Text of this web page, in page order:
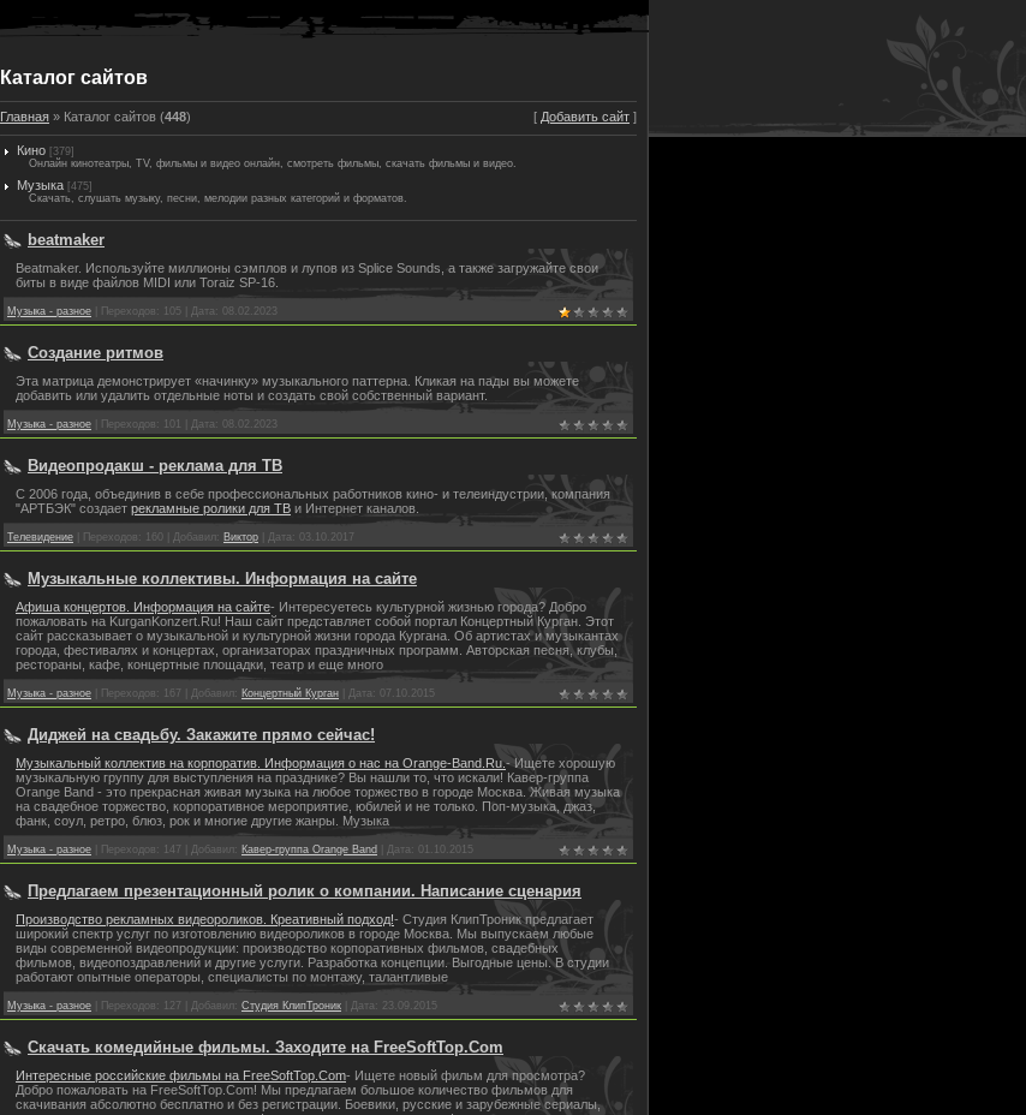
Каталог сайтов
Главная » Каталог сайтов (448) [ Добавить сайт ]
Кино [379]
Онлайн кинотеатры, TV, фильмы и видео онлайн, смотреть фильмы, скачать фильмы и видео.
Музыка [475]
Скачать, слушать музыку, песни, мелодии разных категорий и форматов.
beatmaker
Beatmaker. Используйте миллионы сэмплов и лупов из Splice Sounds, а также загружайте свои
биты в виде файлов MIDI или Toraiz SP-16.
Музыка - разное Переходов: 105 Дата: 08.02.2023
Создание ритмов
Эта матрица демонстрирует «начинку» музыкального паттерна. Кликая на пады вы можете
добавить или удалить отдельные ноты и создать свой собственный вариант.
Музыка - разное Переходов: 101 Дата: 08.02.2023
Видеопродакш - реклама для ТВ
С 2006 года, объединив в себе профессиональных работников кино- и телеиндустрии, компания
"АРТБЭК" создает рекламные ролики для ТВ и Интернет каналов.
Телевидение Переходов: 160 Добавил: Виктор Дата: 03.10.2017
Музыкальные коллективы. Информация на сайте
Афиша концертов. Информация на сайте- Интересуетесь культурной жизнью города? Добро
пожаловать на KurganKonzert.Ru! Наш сайт представляет собой портал Концертный Курган. Этот
сайт рассказывает о музыкальной и культурной жизни города Кургана. Об артистах и музыкантах
города, фестивалях и концертах, организаторах праздничных программ. Авторская песня, клубы,
рестораны, кафе, концертные площадки, театр и еще много
Музыка - разное Переходов: 167 Добавил: Концертный Курган Дата: 07.10.2015
Диджей на свадьбу. Закажите прямо сейчас!
Музыкальный коллектив на корпоратив. Информация о нас на Orange-Band.Ru.- Ищете хорошую
музыкальную группу для выступления на празднике? Вы нашли то, что искали! Кавер-группа
Orange Band - это прекрасная живая музыка на любое торжество в городе Москва. Живая музыка
на свадебное торжество, корпоративное мероприятие, юбилей и не только. Поп-музыка, джаз,
фанк, соул, ретро, блюз, рок и многие другие жанры. Музыка
Музыка - разное Переходов: 147 Добавил: Кавер-группа Orange Band Дата: 01.10.2015
Предлагаем презентационный ролик о компании. Написание сценария
Производство рекламных видеороликов. Креативный подход!- Студия КлипТроник предлагает
широкий спектр услуг по изготовлению видеороликов в городе Москва. Мы выпускаем любые
виды современной видеопродукции: производство корпоративных фильмов, свадебных
фильмов, видеопоздравлений и другие услуги. Разработка концепции. Выгодные цены. В студии
работают опытные операторы, специалисты по монтажу, талантливые
Музыка - разное Переходов: 127 Добавил: Студия КлипТроник Дата: 23.09.2015
Скачать комедийные фильмы. Заходите на FreeSoftTop.Com
Интересные российские фильмы на FreeSoftTop.Com- Ищете новый фильм для просмотра?
Добро пожаловать на FreeSoftTop.Com! Мы предлагаем большое количество фильмов для
скачивания абсолютно бесплатно и без регистрации. Боевики, русские и зарубежные сериалы,